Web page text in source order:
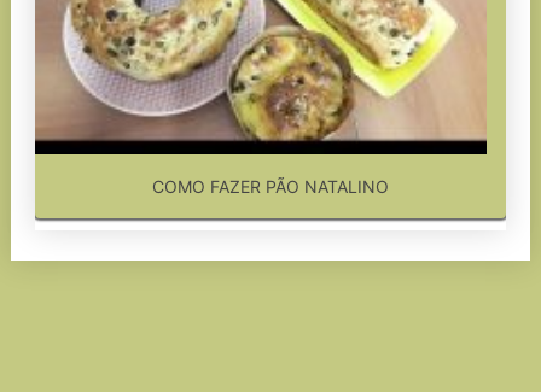
COMO FAZER PÃO NATALINO